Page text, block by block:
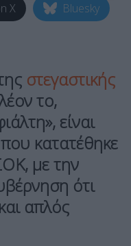
X Bluesky
στεγαστικής
το,
είναι
κατατέθηκε
με την
ότι
απλός